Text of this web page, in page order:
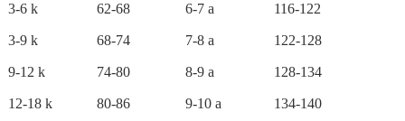
3-6 k 62-68 6-7 a 116-122
3-9 k 68-74 7-8 a 122-128
9-12 k 74-80 8-9 a 128-134
12-18 k 80-86 9-10 a 134-140